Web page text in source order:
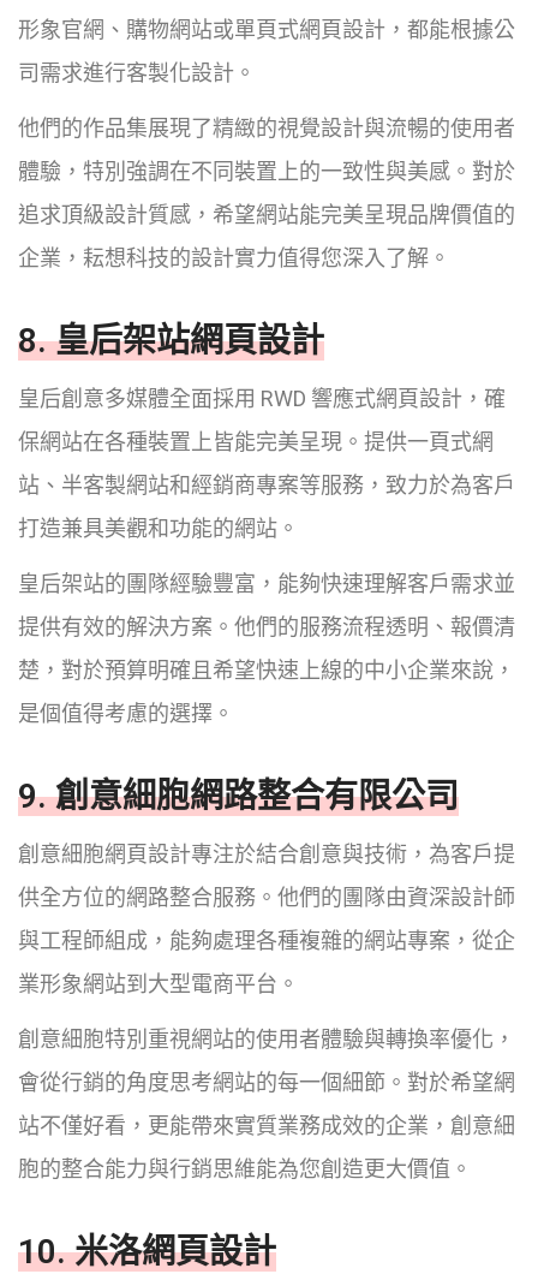
形象官網、購物網站或單頁式網頁設計，都能根據公
司需求進行客製化設計。
他們的作品集展現了精緻的視覺設計與流暢的使用者
體驗，特別強調在不同裝置上的一致性與美感。對於
追求頂級設計質感，希望網站能完美呈現品牌價值的
企業，耘想科技的設計實力值得您深入了解。
8. 皇后架站網頁設計
皇后創意多媒體全面採用 RWD 響應式網頁設計，確
保網站在各種裝置上皆能完美呈現。提供一頁式網
站、半客製網站和經銷商專案等服務，致力於為客戶
打造兼具美觀和功能的網站。
皇后架站的團隊經驗豐富，能夠快速理解客戶需求並
提供有效的解決方案。他們的服務流程透明、報價清
楚，對於預算明確且希望快速上線的中小企業來說，
是個值得考慮的選擇。
9. 創意細胞網路整合有限公司
創意細胞網頁設計專注於結合創意與技術，為客戶提
供全方位的網路整合服務。他們的團隊由資深設計師
與工程師組成，能夠處理各種複雜的網站專案，從企
業形象網站到大型電商平台。
創意細胞特別重視網站的使用者體驗與轉換率優化，
會從行銷的角度思考網站的每一個細節。對於希望網
站不僅好看，更能帶來實質業務成效的企業，創意細
胞的整合能力與行銷思維能為您創造更大價值。
10. 米洛網頁設計